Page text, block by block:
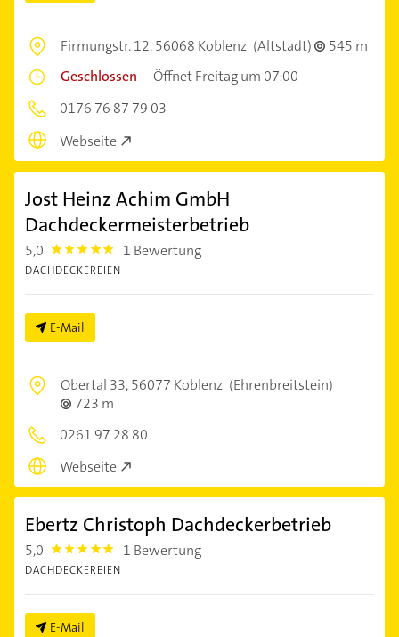
Firmungstr. 12,56068 Koblenz (Altstadt)
545 m
Geschlossen –Öffnet Freitag um 07:00
0176 76 87 79 03
Webseite
Jost Heinz Achim GmbH
Dachdeckermeisterbetrieb
5,0 5.0 1 Bewertung
DACHDECKEREIEN
E-Mail
Obertal 33,56077 Koblenz (Ehrenbreitstein)
723 m
0261 97 28 80
Webseite
Ebertz Christoph Dachdeckerbetrieb
5,0 5.0 1 Bewertung
DACHDECKEREIEN
E-Mail